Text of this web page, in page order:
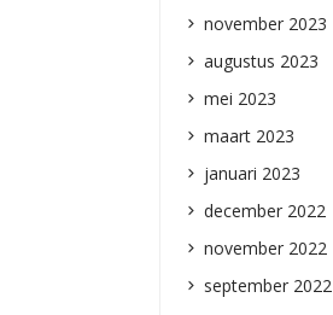
november 2023
augustus 2023
mei 2023
maart 2023
januari 2023
december 2022
november 2022
september 2022